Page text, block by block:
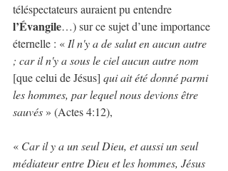
téléspectateurs auraient pu entendre
l’Évangile…) sur ce sujet d’une importance
éternelle : « Il n'y a de salut en aucun autre
; car il n'y a sous le ciel aucun autre nom
[que celui de Jésus] qui ait été donné parmi
les hommes, par lequel nous devions être
sauvés » (Actes 4:12),
« Car il y a un seul Dieu, et aussi un seul
médiateur entre Dieu et les hommes, Jésus